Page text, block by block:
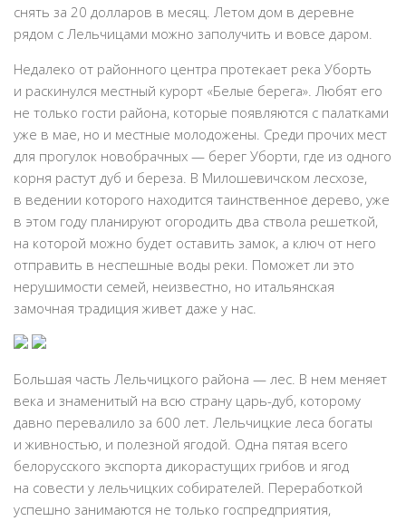
снять за 20 долларов в месяц. Летом дом в деревне
рядом с Лельчицами можно заполучить и вовсе даром.
Недалеко от районного центра протекает река Уборть
и раскинулся местный курорт «Белые берега». Любят его
не только гости района, которые появляются с палатками
уже в мае, но и местные молодожены. Среди прочих мест
для прогулок новобрачных — берег Уборти, где из одного
корня растут дуб и береза. В Милошевичском лесхозе,
в ведении которого находится таинственное дерево, уже
в этом году планируют огородить два ствола решеткой,
на которой можно будет оставить замок, а ключ от него
отправить в неспешные воды реки. Поможет ли это
нерушимости семей, неизвестно, но итальянская
замочная традиция живет даже у нас.
Большая часть Лельчицкого района — лес. В нем меняет
века и знаменитый на всю страну царь-дуб, которому
давно перевалило за 600 лет. Лельчицкие леса богаты
и живностью, и полезной ягодой. Одна пятая всего
белорусского экспорта дикорастущих грибов и ягод
на совести у лельчицких собирателей. Переработкой
успешно занимаются не только госпредприятия,